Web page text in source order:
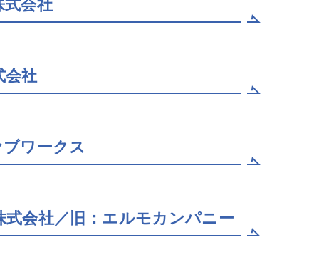
会社
会社
ワークス
会社／旧：エルモカンパニー